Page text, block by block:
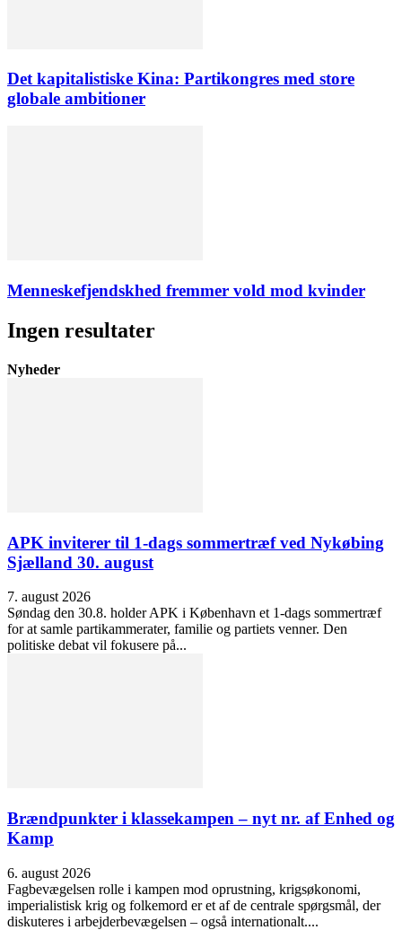
Det kapitalistiske Kina: Partikongres med store
globale ambitioner
Menneskefjendskhed fremmer vold mod kvinder
Ingen resultater
Nyheder
APK inviterer til 1-dags sommertræf ved Nykøbing
Sjælland 30. august
7. august 2026
Søndag den 30.8. holder APK i København et 1-dags sommertræf
for at samle partikammerater, familie og partiets venner. Den
politiske debat vil fokusere på...
Brændpunkter i klassekampen – nyt nr. af Enhed og
Kamp
6. august 2026
Fagbevægelsen rolle i kampen mod oprustning, krigsøkonomi,
imperialistisk krig og folkemord er et af de centrale spørgsmål, der
diskuteres i arbejderbevægelsen – også internationalt....